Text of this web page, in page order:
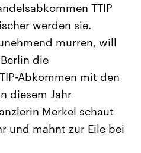
aus
Aktuelle Beiträge,
Hintergründe
Wirtschaftlich und
gehören die Vereinigten
den mächtigsten Ländern
mit großem Einfluss auf
Podcasts
TTIP
werden sie.
murren, will
die
Abkommen mit den
diesem Jahr
Merkel schaut
und mahnt zur Eile bei